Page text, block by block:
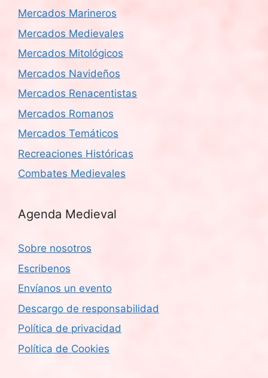
Mercados Marineros
Mercados Medievales
Mercados Mitológicos
Mercados Navideños
Mercados Renacentistas
Mercados Romanos
Mercados Temáticos
Recreaciones Históricas
Combates Medievales
Agenda Medieval
Sobre nosotros
Escribenos
Envíanos un evento
Descargo de responsabilidad
Política de privacidad
Política de Cookies